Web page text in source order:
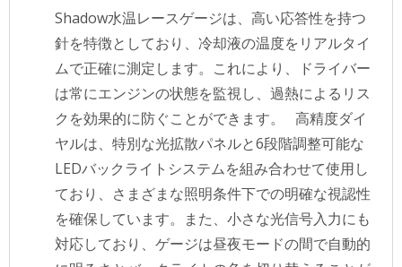
Shadow水温レースゲージは、高い応答性を持つ
針を特徴としており、冷却液の温度をリアルタイ
ムで正確に測定します。これにより、ドライバー
は常にエンジンの状態を監視し、過熱によるリス
クを効果的に防ぐことができます。 高精度ダイ
ヤルは、特別な光拡散パネルと6段階調整可能な
LEDバックライトシステムを組み合わせて使用し
ており、さまざまな照明条件下での明確な視認性
を確保しています。また、小さな光信号入力にも
対応しており、ゲージは昼夜モードの間で自動的